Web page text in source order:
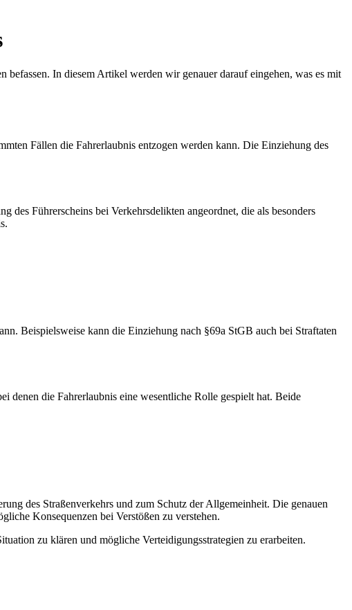
befassen. In diesem Artikel werden wir genauer darauf eingehen, was es mit
Fällen die Fahrerlaubnis entzogen werden kann. Die Einziehung des
des Führerscheins bei Verkehrsdelikten angeordnet, die als besonders
Beispielsweise kann die Einziehung nach §69a StGB auch bei Straftaten
denen die Fahrerlaubnis eine wesentliche Rolle gespielt hat. Beide
des Straßenverkehrs und zum Schutz der Allgemeinheit. Die genauen
Konsequenzen bei Verstößen zu verstehen.
zu klären und mögliche Verteidigungsstrategien zu erarbeiten.